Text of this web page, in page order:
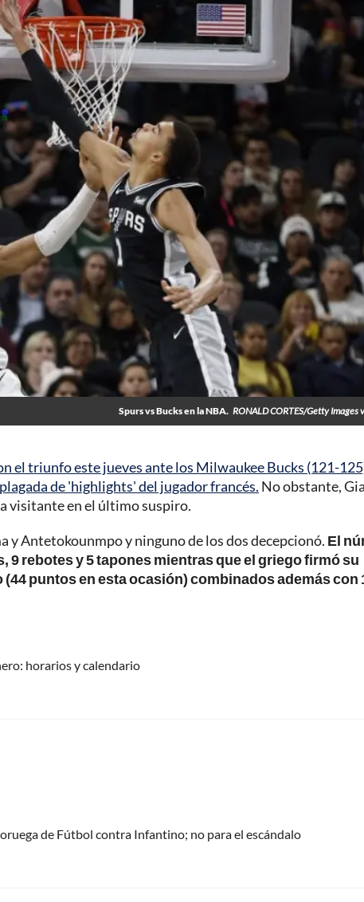
Spurs vs Bucks en la NBA. RONALD CORTES/Getty Images
el triunfo este jueves ante los Milwaukee Bucks (121-
de 'highlights' del jugador francés. No obstante,
visitante en el último suspiro.
y Antetokounmpo y ninguno de los dos decepcionó. El
rebotes y 5 tapones mientras que el griego firmó su
puntos en esta ocasión) combinados además con
horarios y calendario
de Fútbol contra Infantino; no para el escándalo